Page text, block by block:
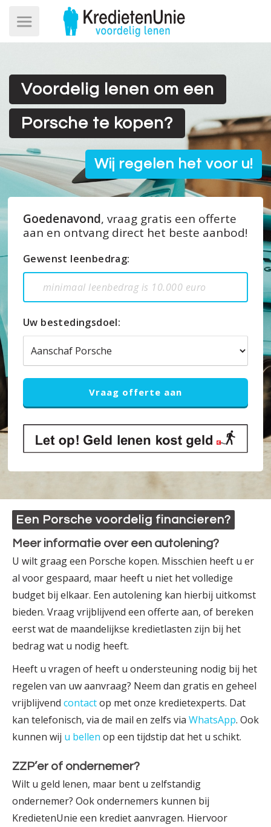
Voordelig lenen om een
Porsche te kopen?
Wij regelen het voor u!
Goedenavond, vraag gratis een offerte
aan en ontvang direct het beste aanbod!
Gewenst leenbedrag:
Uw bestedingsdoel:
Een Porsche voordelig financieren?
Meer informatie over een autolening?
U wilt graag een Porsche kopen. Misschien heeft u er
al voor gespaard, maar heeft u niet het volledige
budget bij elkaar. Een autolening kan hierbij uitkomst
bieden. Vraag vrijblijvend een offerte aan, of bereken
eerst wat de maandelijkse krediet­lasten zijn bij het
bedrag wat u nodig heeft.
Heeft u vragen of heeft u ondersteuning nodig bij het
regelen van uw aanvraag? Neem dan gratis en geheel
vrijblijvend contactop met onze krediet­experts. Dat
kan telefonisch, via de mail en zelfs via WhatsApp. Ook
kunnen wij u bellen op een tijdstip dat het u schikt.
ZZP’er of ondernemer?
Wilt u geld lenen, maar bent u zelfstandig
ondernemer? Ook ondernemers kunnen bij
KredietenUnie een krediet aanvragen. Hiervoor